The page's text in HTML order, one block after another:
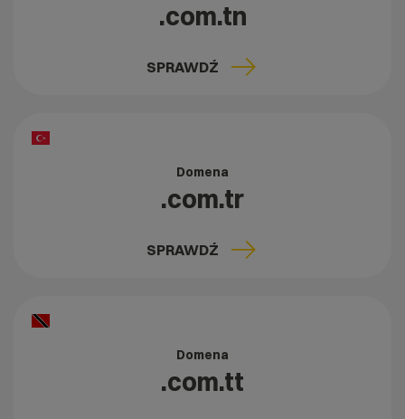
.com.tn
SPRAWDŹ
Domena
.com.tr
SPRAWDŹ
Domena
.com.tt